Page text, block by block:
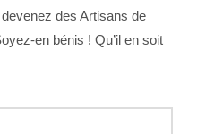
des Artisans de
en bénis ! Qu’il en soit